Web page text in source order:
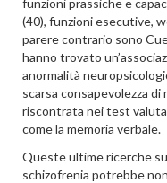
funzioni prassiche e
(40), funzioni esecutive,
parere contrario sono
hanno trovato
anormalità
scarsa consapevolezza
riscontrata nei test
come la memoria verbale.
Queste ultime ricerche
schizofrenia potrebbe